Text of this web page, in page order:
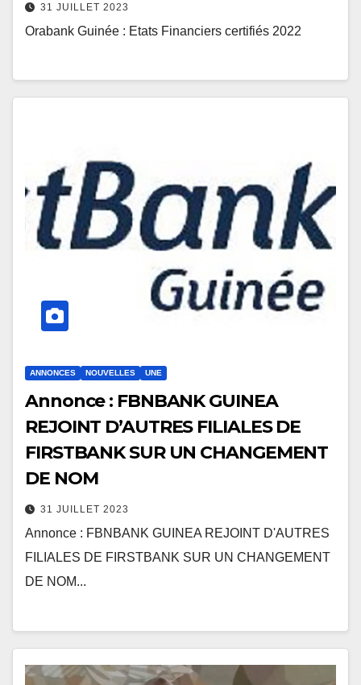
31 JUILLET 2023
Orabank Guinée : Etats Financiers certifiés 2022
ANNONCES NOUVELLES UNE
Annonce : FBNBANK GUINEA
REJOINT D’AUTRES FILIALES DE
FIRSTBANK SUR UN CHANGEMENT
DE NOM
31 JUILLET 2023
Annonce : FBNBANK GUINEA REJOINT D'AUTRES
FILIALES DE FIRSTBANK SUR UN CHANGEMENT
DE NOM...